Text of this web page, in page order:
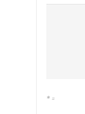
* =